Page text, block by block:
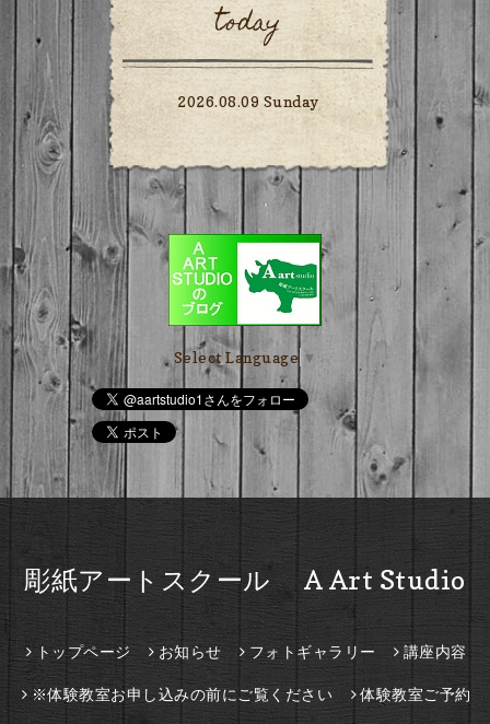
today
2026.08.09 Sunday
Select Language ▼
彫紙アートスクール A Art Studio
トップページ お知らせ フォトギャラリー 講座内容
※体験教室お申し込みの前にご覧ください 体験教室ご予約